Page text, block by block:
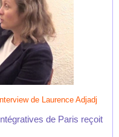
de Laurence Adjadj
de Paris reçoit